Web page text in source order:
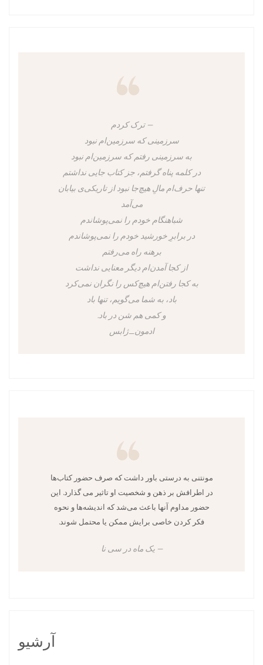
ترک کردم
سرزمینی که سرزمین‌ام نبود
به سرزمینی رفتم که سرزمین‌ام نبود
در کلمه پناه گرفتم، جز کتاب جایی نداشتم
تنها حرف‌ام مالِ هیچ‌جا نبود از تاریکی‌ی بیابان
می‌آمد
شباهنگام خودم را نمی‌پوشاندم
در برابرِ خورشید خودم را نمی‌پوشاندم
برهنه راه می‌رفتم
از کجا آمدن‌ام دیگر معنایی نداشت
به کجا رفتن‌ام هیچ‌کس را نگران نمی‌کرد
باد، به شما می‌گویم، تنها باد
و کمی هم شن در باد.
ادمون_ژابس
مونتنی به درستی باور داشت که صرف حضور کتاب‌ها
در اطرافش بر ذهن و شخصیت او تاثیر می گذارد. این
حضور مداوم آنها باعث می‌شد که اندیشه‌ها و نحوه
فکر کردن خاصی برایش ممکن یا محتمل شوند.
یک ماه در سی نا
آرشیو